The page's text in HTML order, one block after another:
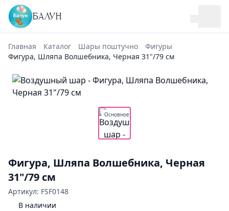
БАЛУН
Главная Каталог Шары поштучно
Фигуры
Фигура, Шляпа Волшебника, Черная 31"/79 см
Основное
Фигура, Шляпа Волшебника, Черная
31"/79 см
Артикул: FSF0148
В наличии